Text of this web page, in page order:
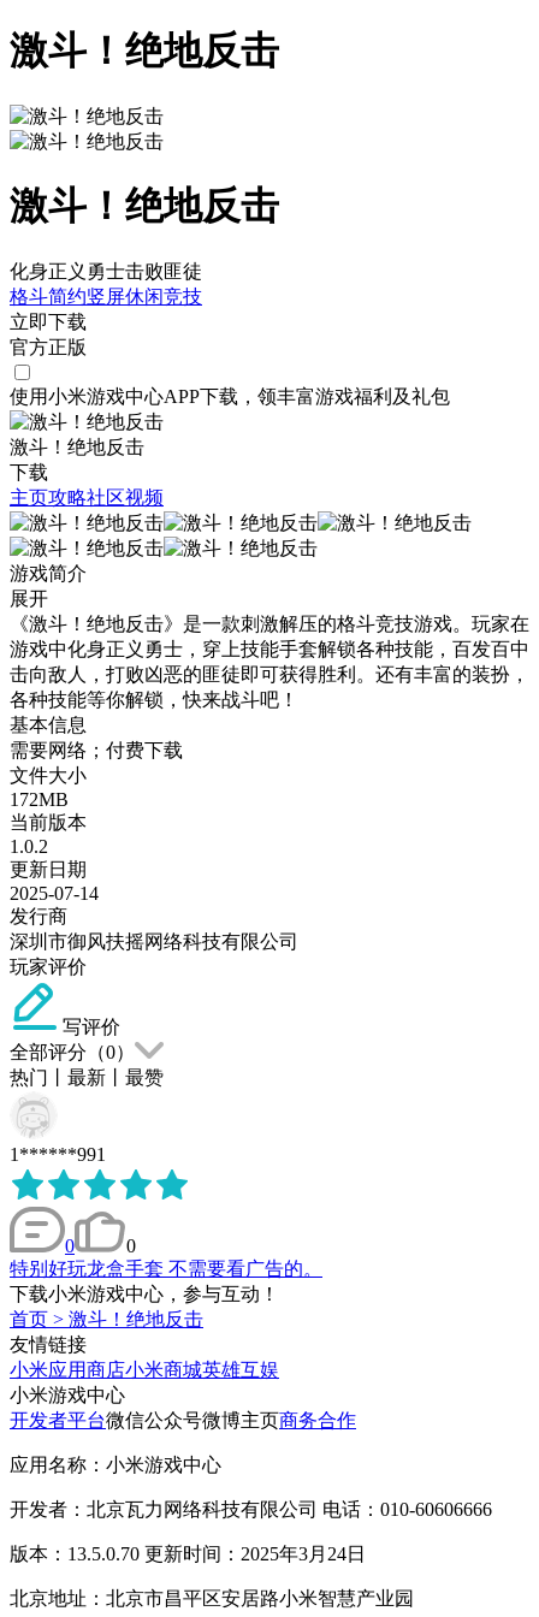
激斗！绝地反击
激斗！绝地反击
化身正义勇士击败匪徒
格斗简约竖屏休闲竞技
立即下载
官方正版
使用小米游戏中心APP下载 ，领丰富游戏福利 及礼包
激斗！绝地反击
下载
主页攻略社区视频
游戏简介
展开
《激斗！绝地反击》是一款刺激解压的格斗竞技游戏。玩家在
游戏中化身正义勇士，穿上技能手套解锁各种技能，百发百中
击向敌人，打败凶恶的匪徒即可获得胜利。还有丰富的装扮，
各种技能等你解锁，快来战斗吧！
基本信息
需要网络；付费下载
文件大小
172MB
当前版本
1.0.2
更新日期
2025-07-14
发行商
深圳市御风扶摇网络科技有限公司
玩家评价
写评价
全部评分（0）
热门
最新 最赞
1******991
0
0
特别好玩龙盒手套 不需要看广告的。
下载小米游戏中心，参与互动！
首页 > 激斗！绝地反击
友情链接
小米应用商店小米商城英雄互娱
小米游戏中心
开发者平台微信公众号微博主页商务合作
应用名称：小米游戏中心
开发者：北京瓦力网络科技有限公司 电话：010-60606666
版本：13.5.0.70 更新时间：2025年3月24日
北京地址：北京市昌平区安居路小米智慧产业园